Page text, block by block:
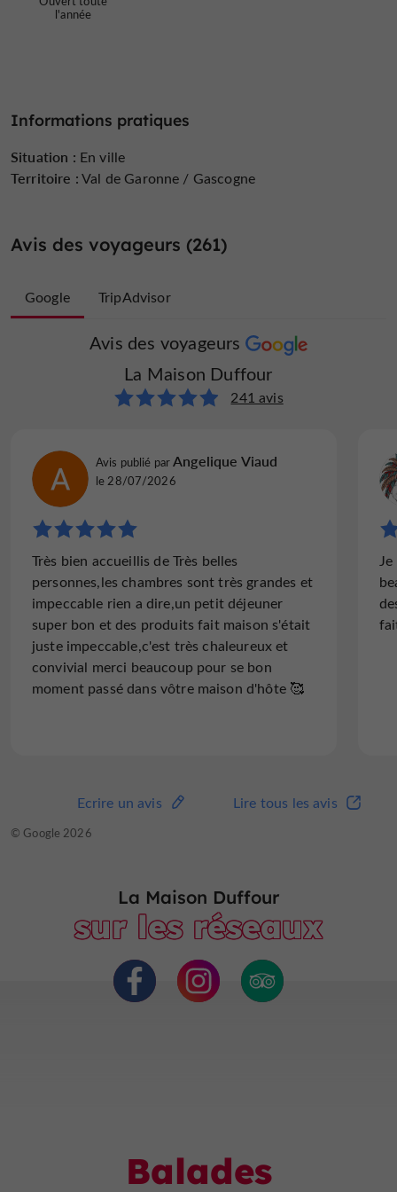
l'année
Informations pratiques
Situation : En ville
Territoire :Val de Garonne / Gascogne
Avis des voyageurs (261)
Google
Avis des voyageurs
La Maison Duffour
241 avis
Avis publié parAngelique Viaud
le 28/07/2026
Très bien accueillis de Très belles
personnes,les chambres sont très grandes et
impeccable rien a dire,un petit déjeuner
super bon et des produits fait maison s'était
juste impeccable,c'est très chaleureux et
convivial merci beaucoup pour se bon
moment passé dans vôtre maison d'hôte 🥰
Lire tous les avis
Ecrire un avis
© Google 2026
TripAdvisor
Avis des voyageurs
La Maison Duffour
20 avis
Avis publié par792annelised
Bourgogne-Franche-Comté, France, le 03/07/2026
"Super"
Un lieu très agréable, au calme. L'accueil est
très chaleureux. Les chambres sont superbes
et confortables. La nuit fut reposante. Au
matin, un petit-déjeuner copieux, délicieux
avec des produits...
Lire tous les avis
Ecrire un avis
© TripAdvisor 2026
La Maison Duffour
sur les réseaux
Balades